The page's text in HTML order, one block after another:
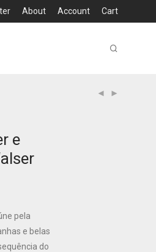
About Account Cart
e
pela
e belas
do